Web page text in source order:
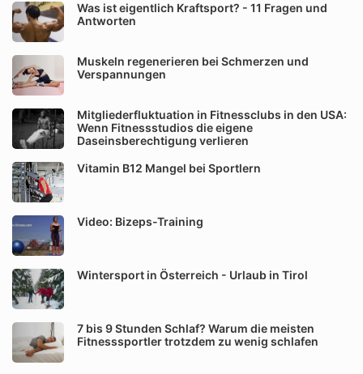
Was ist eigentlich Kraftsport? - 11 Fragen und
Antworten
Muskeln regenerieren bei Schmerzen und
Verspannungen
Mitgliederfluktuation in Fitnessclubs in den USA:
Wenn Fitnessstudios die eigene
Daseinsberechtigung verlieren
Vitamin B12 Mangel bei Sportlern
Video: Bizeps-Training
Wintersport in Österreich - Urlaub in Tirol
7 bis 9 Stunden Schlaf? Warum die meisten
Fitnesssportler trotzdem zu wenig schlafen